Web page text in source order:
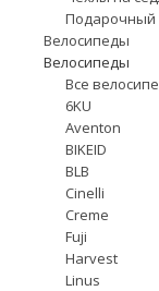
Подарочный
Велосипеды
Велосипеды
Все
6KU
Aventon
BIKEID
BLB
Cinelli
Creme
Fuji
Harvest
Linus